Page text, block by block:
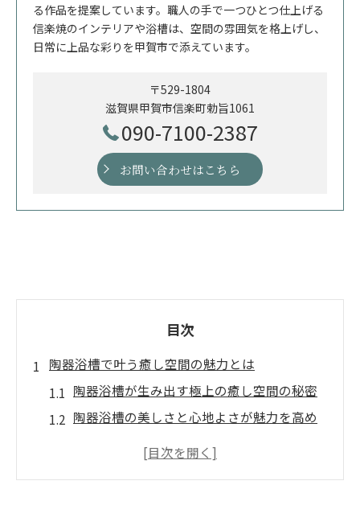
る作品を提案しています。職人の手で一つひとつ仕上げる
信楽焼のインテリアや浴槽は、空間の雰囲気を格上げし、
日常に上品な彩りを甲賀市で添えています。
〒529-1804
滋賀県甲賀市信楽町勅旨1061
090-7100-2387
お問い合わせはこちら
目次
陶器浴槽で叶う癒し空間の魅力とは
陶器浴槽が生み出す極上の癒し空間の秘密
陶器浴槽の美しさと心地よさが魅力を高め
陶器浴槽がもたらす温泉気分の自宅体験を